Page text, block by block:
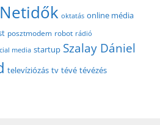
Netidők oktatás online média
posztmodem robot rádió
media startup Szalay Dániel
televíziózás tv tévé tévézés